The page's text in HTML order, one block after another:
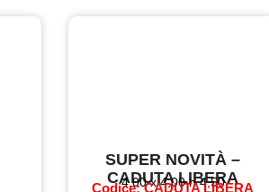
SUPER NOVITÀ –
CADUTA LIBERA
4,00 x 4,00 h 4,50
Codice: CADUTA LIBERA